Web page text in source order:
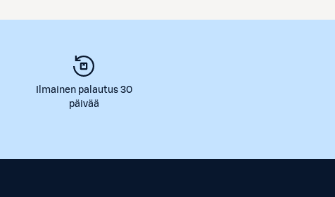
Ilmainen palautus 30
päivää